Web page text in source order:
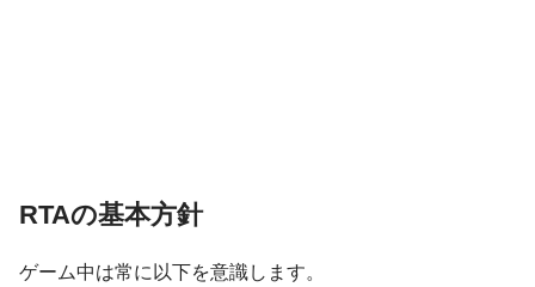
RTAの基本方針
ゲーム中は常に以下を意識します。